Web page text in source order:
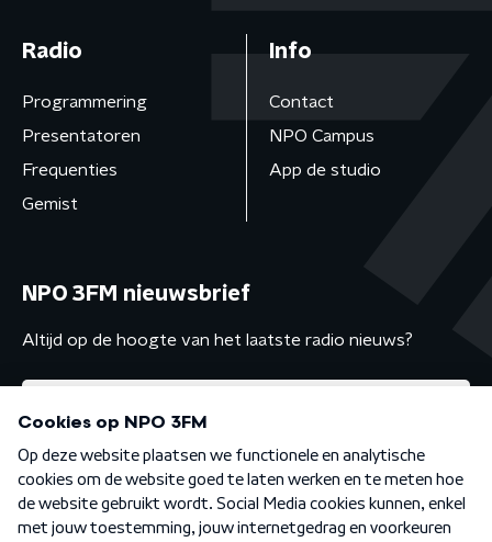
Radio
Programmering
Presentatoren
Frequenties
Gemist
Info
Contact
NPO Campus
App de studio
NPO 3FM nieuwsbrief
Altijd op de hoogte van het laatste radio nieuws?
Algemene voorwaarden Privacybeleid